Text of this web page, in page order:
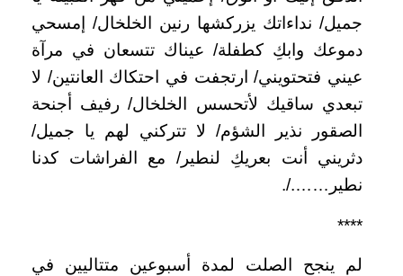
جميل/ نداءاتك يزركشها رنين الخلخال/ إمسحي
دموعك وابكِ كطفلة/ عيناك تتسعان في مرآة
عيني فتحتويني/ ارتجفت في احتكاك العانتين/ لا
تبعدي ساقيك لأتحسس الخلخال/ رفيف أجنحة
الصقور نذير الشؤم/ لا تتركني لهم يا جميل/
دثريني أنت بعريكِ لنطير/ مع الفراشات كدنا
نطير……./.
****
لم ينجح الصلت لمدة أسبوعين متتاليين في